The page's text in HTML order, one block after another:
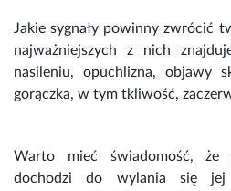
Jakie sygnały powinny zwrócić
najważniejszych z nich
nasileniu, opuchlizna, objawy
gorączka, w tym tkliwość,
Warto mieć świadomość, że
dochodzi do wylania się